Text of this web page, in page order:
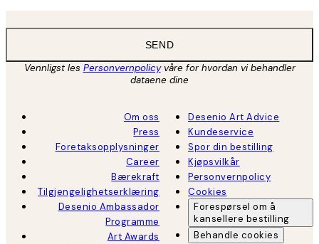
SEND
Vennligst les Personvernpolicyvåre for hvordan vi behandler
dataene dine
Om oss
Press
Foretaksopplysninger
Career
Bærekraft
Tilgjengelighetserklæring
Desenio Ambassador
Programme
Art Awards
Desenio Art Advice
Kundeservice
Spor din bestilling
Kjøpsvilkår
Personvernpolicy
Cookies
Forespørsel om å
kansellere bestilling
Behandle cookies